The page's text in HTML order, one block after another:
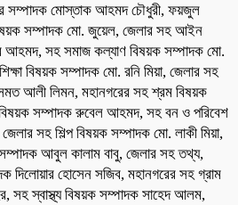
মোস্তাক আহমদ চৌধুরী, ফয়জুল
সম্পাদক মো. জুয়েল, জেলার সহ আইন
আহমদ, সহ সমাজ কল্যাণ বিষয়ক সম্পাদক মো.
বিষয়ক সম্পাদক মো. রনি মিয়া, জেলার সহ
আলী লিমন, মহানগরের সহ শ্রম বিষয়ক
সম্পাদক রুবেল আহমদ, সহ বন ও পরিবেশ
সহ শিল্প বিষয়ক সম্পাদক মো. লাকী মিয়া,
আবুল কালাম বাবু, জেলার সহ তথ্য,
দিলোয়ার হোসেন সজিব, মহানগরের সহ গ্রাম
সহ স্বাস্থ্য বিষয়ক সম্পাদক সাহেদ আলম,